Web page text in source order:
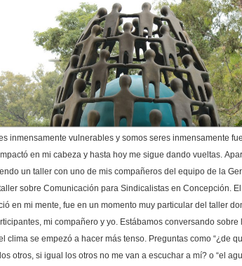
inmensamente vulnerables y somos seres inmensamente
en mi cabeza y hasta hoy me sigue dando vueltas.
un taller con uno de mis compañeros del equipo de la
sobre Comunicación para Sindicalistas en Concepción.
en mi mente, fue en un momento muy particular del taller
mi compañero y yo. Estábamos conversando sobre
clima se empezó a hacer más tenso. Preguntas como “¿de
otros, si igual los otros no me van a escuchar a mí? o “el